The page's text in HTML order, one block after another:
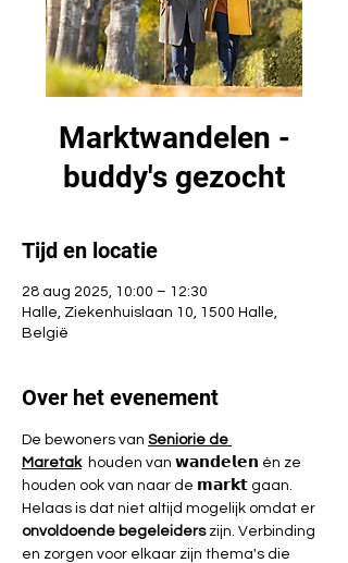
Marktwandelen -
buddy's gezocht
Tijd en locatie
28 aug 2025, 10:00 – 12:30
Halle, Ziekenhuislaan 10, 1500 Halle,
België
Over het evenement
De bewoners van Seniorie de
Maretak houden van 𝘄𝗮𝗻𝗱𝗲𝗹𝗲𝗻 én ze
houden ook van naar de 𝗺𝗮𝗿𝗸𝘁 gaan.
Helaas is dat niet altijd mogelijk omdat er
onvoldoende begeleiders zijn. Verbinding
en zorgen voor elkaar zijn thema's die